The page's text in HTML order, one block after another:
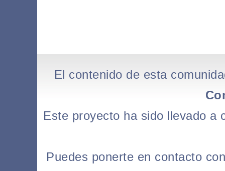
El contenido de esta
Este proyecto ha sido llevado
Puedes ponerte en contacto